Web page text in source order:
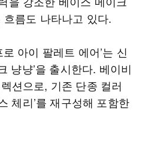
름도 나타나고 있다.
아이 팔레트 에어’는 신
냥냥’을 출시한다. 베이비
션으로, 기존 단종 컬러
체리’를 재구성해 포함한